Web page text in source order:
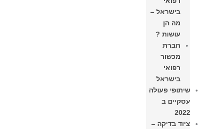
בישראל –
מה הן
עושות ?
חברת
מכשור
רפואי
בישראל
שיתופי פעולה
עסקיים ב
2022
ציוד בדיקה –